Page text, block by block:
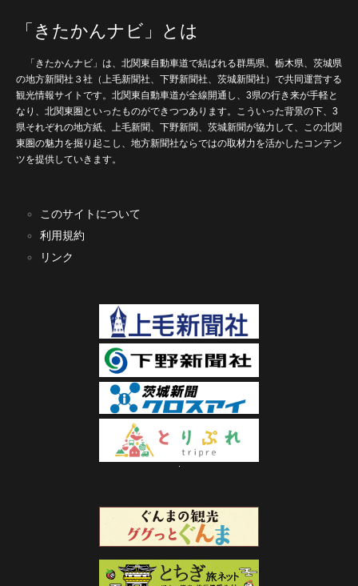
「きたかんナビ」とは
「きたかんナビ」は、北関東自動車道で結ばれる群馬県、栃木県、茨城県
の地方新聞社３社（上毛新聞社、下野新聞社、茨城新聞社）で共同運営する
観光情報サイトです。北関東自動車道が全線開通し、3県の行き来が手軽と
なり、北関東圏といったものができつつあります。こういった背景の下、3
県それぞれの地方紙、上毛新聞、下野新聞、茨城新聞が協力して、この北関
東圏の魅力を掘り起こし、地方新聞社ならではの取材力を活かしたコンテン
ツを提供していきます。
このサイトについて
利用規約
リンク